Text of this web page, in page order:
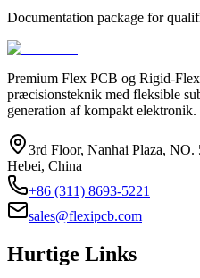
Documentation package for
Premium Flex PCB og Rigid-
præcisionsteknik med fleksible
generation af kompakt elektronik.
3rd Floor, Nanhai Plaza,
Hebei, China
+86 (311) 8693-5221
sales@flexipcb.com
Hurtige Links